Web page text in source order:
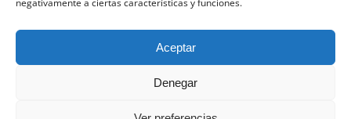
negativamente a ciertas características y funciones.
Aceptar
Denegar
Política de protección de datos